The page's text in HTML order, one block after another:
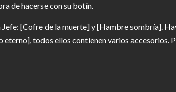
de hacerse con su botín.
[Cofre de la muerte] y [Hambre sombría].
todos ellos contienen varios